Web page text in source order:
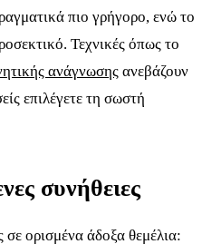
πιο γρήγορο, ενώ το
Τεχνικές όπως το
ανάγνωσης ανεβάζουν
επιλέγετε τη σωστή
συνήθειες
ορισμένα άδοξα θεμέλια: